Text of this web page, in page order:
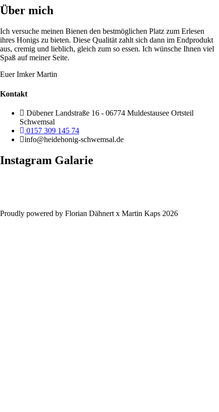
Über mich
Ich versuche meinen Bienen den bestmöglichen Platz zum Erlesen
ihres Honigs zu bieten. Diese Qualität zahlt sich dann im Endprodukt
aus, cremig und lieblich, gleich zum so essen. Ich wünsche Ihnen viel
Spaß auf meiner Seite.
Euer Imker Martin
Kontakt
Dübener Landstraße 16 - 06774 Muldestausee Ortsteil
Schwemsal
0157 309 145 74
info@heidehonig-schwemsal.de
Instagram Galarie
Proudly powered by Florian Dähnert x Martin Kaps 2026